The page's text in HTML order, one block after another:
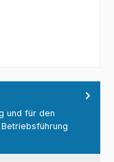
und für den